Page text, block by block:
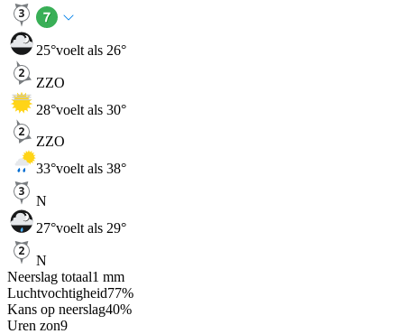
25°voelt als 26°
ZZO
28°voelt als 30°
ZZO
33°voelt als 38°
N
27°voelt als 29°
N
Neerslag totaal1 mm
Luchtvochtigheid77%
Kans op neerslag40%
Uren zon9